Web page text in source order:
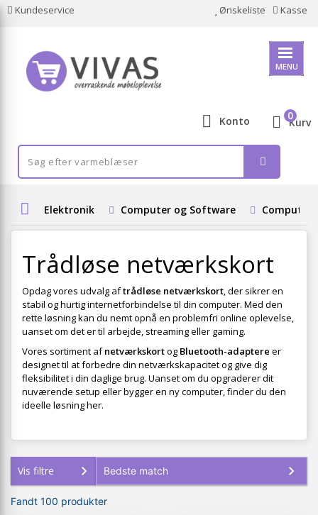
Kundeservice Ønskeliste Kasse
MENU
Konto Kurv
0
Elektronik Computer og Software Computer
Trådløse netværkskort
Opdag vores udvalg aftrådløse netværkskort, der sikrer en
stabil og hurtig internetforbindelse til din computer. Med den
rette løsning kan du nemt opnå en problemfri online oplevelse,
uanset om det er til arbejde, streaming eller gaming.
Vores sortiment afnetværkskortog Bluetooth-adaptere er
designet til at forbedre din netværkskapacitet og give dig
fleksibilitet i din daglige brug. Uanset om du opgraderer dit
nuværende setup eller bygger en ny computer, finder du den
ideelle løsning her.
Vis filtre
Fandt 100 produkter